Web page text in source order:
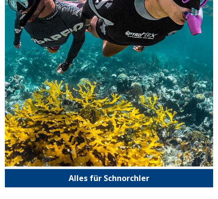
Alles für Schnorchler